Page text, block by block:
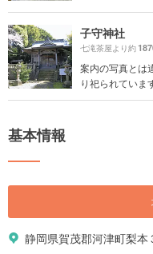
子守神社
七滝茶屋より約
案内の写真とは
り祀られていま
基本情報
静岡県賀茂郡河津町梨本